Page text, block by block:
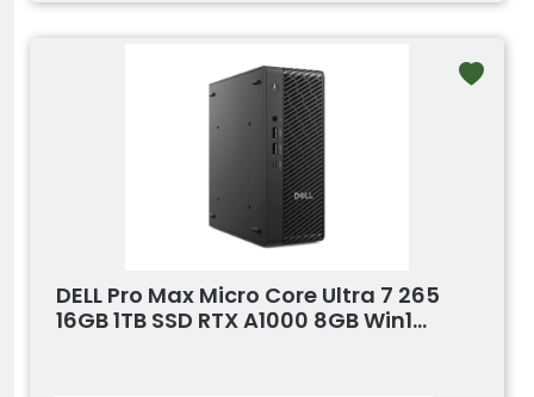
DELL Pro Max Micro Core Ultra 7 265
16GB 1TB SSD RTX A1000 8GB Win1...